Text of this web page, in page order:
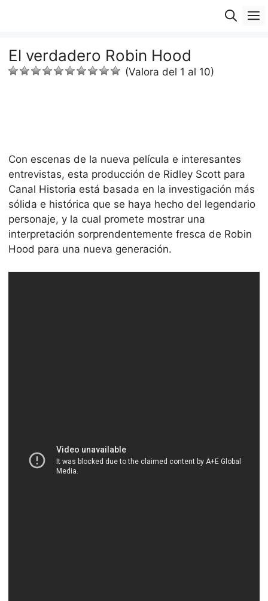
El verdadero Robin Hood
(Valora del 1 al 10)
Con escenas de la nueva película e interesantes
entrevistas, esta producción de Ridley Scott para
Canal Historia está basada en la investigación más
sólida e histórica que se haya hecho del legendario
personaje, y la cual promete mostrar una
interpretación sorprendentemente fresca de Robin
Hood para una nueva generación.